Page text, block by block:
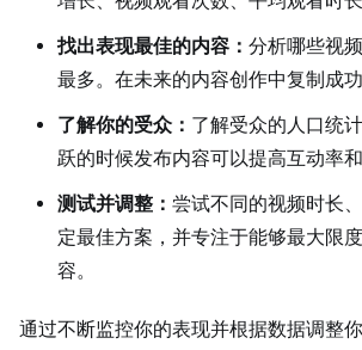
找出表现最佳的内容： 分析哪些视
最多。在未来的内容创作中复制成功
了解你的受众： 了解受众的人口统
跃的时候发布内容可以提高互动率和
测试并调整： 尝试不同的视频时长
定最佳方案，并专注于能够最大限
容。
通过不断监控你的表现并根据数据调整